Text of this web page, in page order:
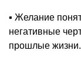
▪️ Желание
негативные
прошлые жизни.